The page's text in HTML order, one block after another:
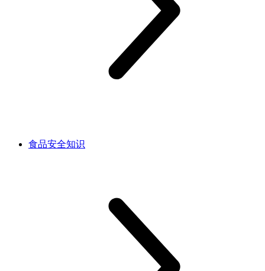
食品安全知识